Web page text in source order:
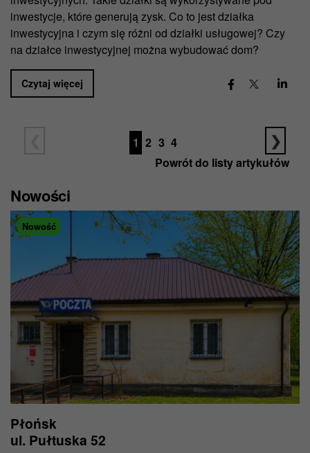
inwestycje, które generują zysk. Co to jest działka
inwestycyjna i czym się różni od działki usługowej? Czy
na działce inwestycyjnej można wybudować dom?
Czytaj więcej
1 2 3 4
Powrót do listy artykułów
Nowości
Nowość
Płońsk
ul. Pułtuska 52